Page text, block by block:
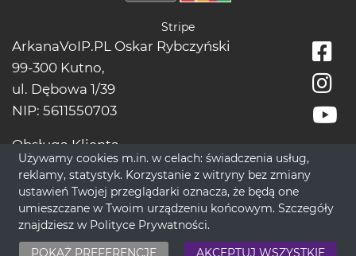
Stripe
ArkanaVoIP.PL Oskar Rybczyński
99-300 Kutno,
ul. Dębowa 1/39
NIP: 5611550703
Obsługa Klienta
tel.:+48228966666
bok[@]wrozbytarot.online
ponadczasową Ezoterykę.
Używamy cookies m.in. w celach: świadczenia usług,
reklamy, statystyk. Korzystanie z witryny bez zmiany
ustawień Twojej przeglądarki oznacza, że będą one
umieszczane w Twoim urządzeniu końcowym. Szczegóły
znajdziesz w Polityce Prywatności.
POKAŻ PREFERENCJE
AKCEPTUJ WSZYSTKIE